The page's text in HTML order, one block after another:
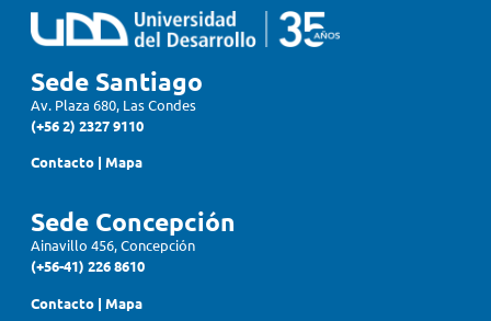
Sede Santiago
Av. Plaza 680, Las Condes
(+56 2) 2327 9110
Contacto | Mapa
Sede Concepción
Ainavillo 456, Concepción
(+56-41) 226 8610
Contacto | Mapa